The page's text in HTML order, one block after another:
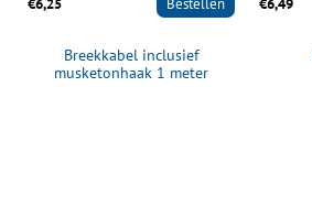
€6,25 Bestellen
Breekkabel inclusief
musketonhaak 1 meter
€6,49